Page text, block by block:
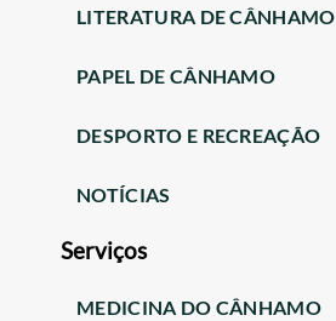
LITERATURA DE CÂNHAMO
PAPEL DE CÂNHAMO
DESPORTO E RECREAÇÃO
NOTÍCIAS
Serviços
MEDICINA DO CÂNHAMO